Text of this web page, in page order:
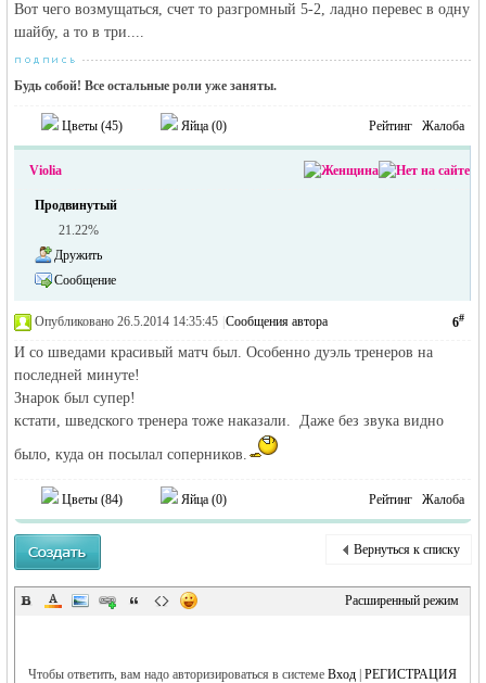
Вот чего возмущаться, счет то разгромный 5-2, ладно перевес в одну
шайбу, а то в три....
Будь собой! Все остальные роли уже заняты.
Цветы (45) Яйца (0) Рейтинг Жалоба
Violia
Продвинутый
21.22%
Дружить
Сообщение
6#
Опубликовано 26.5.2014 14:35:45 Сообщения автора
И со шведами красивый матч был. Особенно дуэль тренеров на
последней минуте!
Знарок был супер!
кстати, шведского тренера тоже наказали. Даже без звука видно
было, куда он посылал соперников.
Цветы (84) Яйца (0) Рейтинг Жалоба
Вернуться к списку
Расширенный режим
Чтобы ответить, вам надо авторизироваться в системеВход |РЕГИСТРАЦИЯ